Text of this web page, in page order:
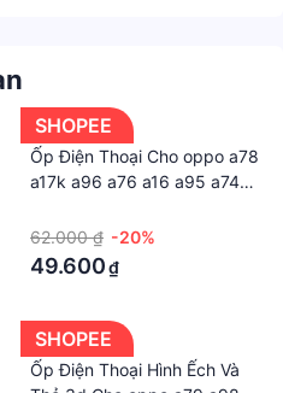
SHOPEE
Ốp Điện Thoại Cho oppo a78
a17k a96 a76 a16 a95 a74
a72 a92 a91 a31 a5s a7 a12
f11 f9 reno 6 lite 5f 2f 3 Ốp
Điện Thoại Bảo Vệ Cho
62.000 ₫ -20%
49.600₫
SHOPEE
Ốp Điện Thoại Hình Ếch Và